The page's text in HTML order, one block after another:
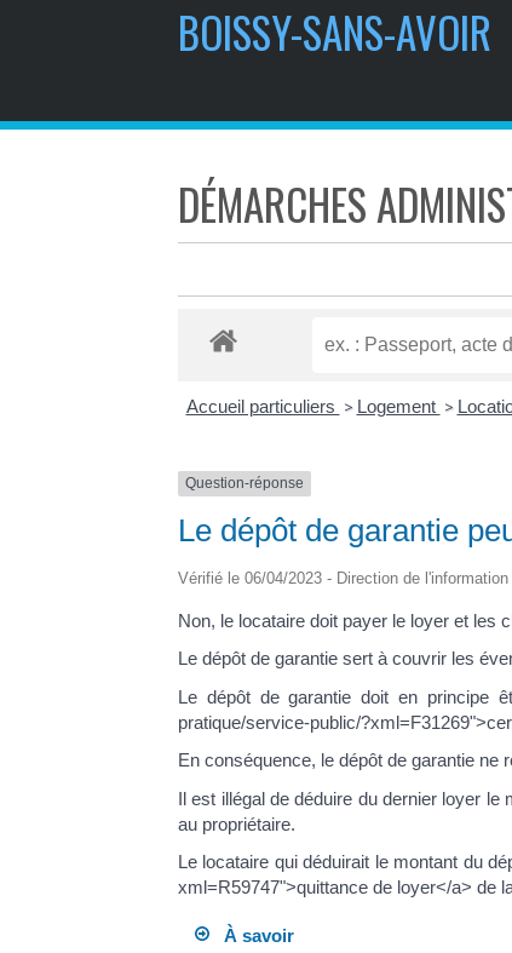
BOISSY-SANS-AVOIR
DÉMARCHES
Accueil particuliers > Logement >
Question-réponse
Le dépôt de garantie
Vérifié le 06/04/2023 - Direction de
Non, le locataire doit payer le loyer et les
Le dépôt de garantie sert à couvrir les
Le dépôt de garantie doit en principe
pratique/service-public/
En conséquence, le dépôt de garantie ne
Il est illégal de déduire du dernier loyer
au propriétaire.
Le locataire qui déduirait le montant du
xml=R59747">quittance de loyer</a> de
À savoir